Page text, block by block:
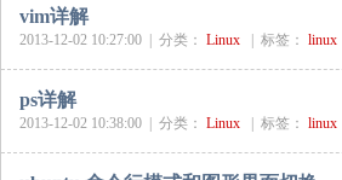
vim详解
2013-12-02 10:27:00 | 分类： Linux 标签： linux
ps详解
2013-12-02 10:38:00 | 分类： Linux 标签： linux